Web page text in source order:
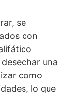
se
con
una
como
lo que